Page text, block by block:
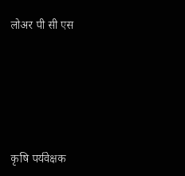
लोअर पी सी एस
कृषि पर्यवेक्षक